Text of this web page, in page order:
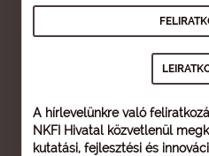
A hírlevelünkre való
NKFI Hivatal közvetlenül
kutatási, fejlesztési és